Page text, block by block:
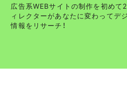
広告系WEBサイトの制作を初め
ィレクターがあなたに変わってデ
情報をリサーチ！